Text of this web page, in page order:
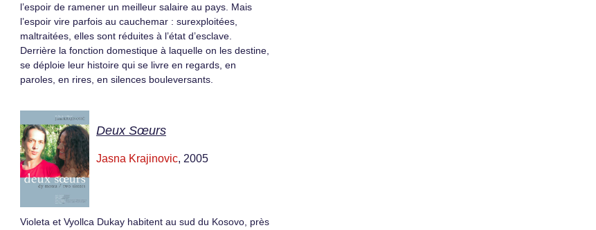
l’espoir de ramener un meilleur salaire au pays. Mais
l’espoir vire parfois au cauchemar : surexploitées,
maltraitées, elles sont réduites à l’état d’esclave.
Derrière la fonction domestique à laquelle on les destine,
se déploie leur histoire qui se livre en regards, en
paroles, en rires, en silences bouleversants.
Deux Sœurs
Jasna Krajinovic, 2005
Violeta et Vyollca Dukay habitent au sud du Kosovo, près